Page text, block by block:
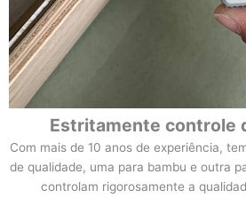
Estritamente controle
Com mais de 10 anos de experiência,
de qualidade, uma para bambu e outra
controlam rigorosamente a